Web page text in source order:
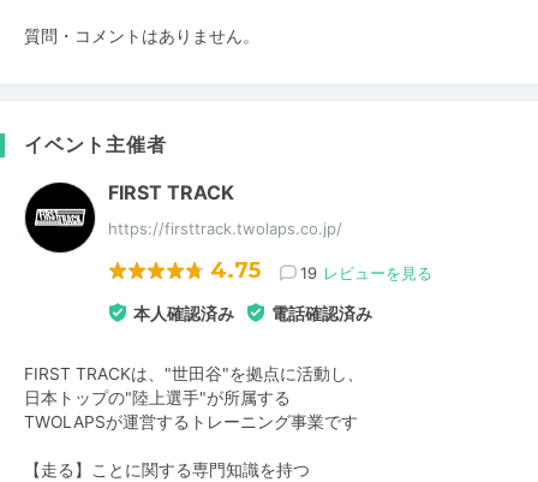
質問・コメントはありません。
イベント主催者
FIRST TRACK
https://firsttrack.twolaps.co.jp/
4.75 19 レビューを見る
本人確認済み 電話確認済み
FIRST TRACKは、"世田谷"を拠点に活動し、
日本トップの"陸上選手"が所属する
TWOLAPSが運営するトレーニング事業です
【走る】ことに関する専門知識を持つ